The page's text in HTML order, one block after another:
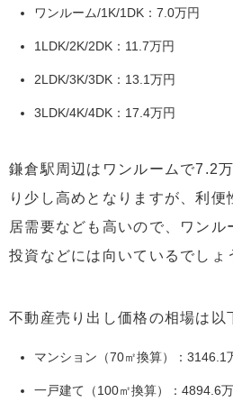
ワンルーム/1K/1DK：7.0万円
1LDK/2K/2DK：11.7万円
2LDK/3K/3DK：13.1万円
3LDK/4K/4DK：17.4万円
鎌倉駅周辺はワンルームで7.2
り少し高めとなりますが、利便
居需要なども高いので、ワンル
投資などには向いているでしょ
不動産売り出し価格の相場は以
マンション（70㎡換算）：3146.1
一戸建て（100㎡換算）：4894.6